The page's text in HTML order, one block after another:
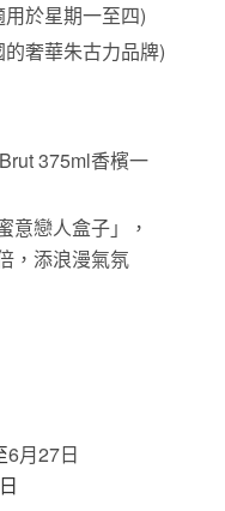
於星期一至四)
奢華朱古力品牌)
375ml香檳一
意戀人盒子」，
，添浪漫氣氛
6月27日
日